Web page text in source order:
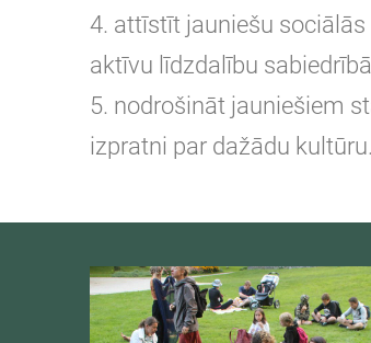
4. attīstīt jauniešu
aktīvu līdzdalību
5. nodrošināt jauniešiem
izpratni par dažādu kultūru.